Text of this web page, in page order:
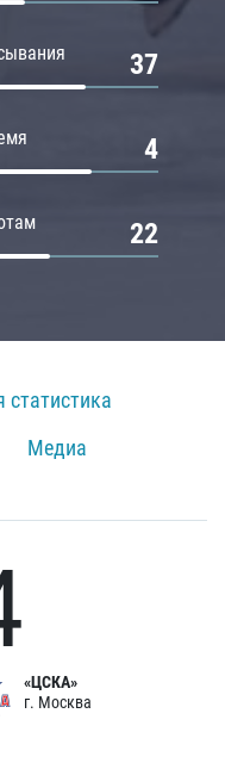
37
4
22
Медиа
«ЦСКА»
г. Москва